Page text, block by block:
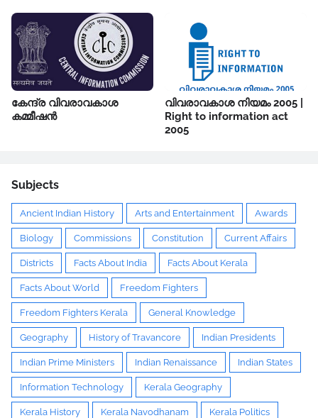
കേന്ദ്ര വിവരാവകാശ
കമ്മീഷൻ
വിവരാവകാശ നിയമം 2005 |
Right to information act
2005
Subjects
Ancient Indian History Arts and Entertainment Awards
Biology Commissions Constitution Current Affairs
Districts Facts About India Facts About Kerala
Facts About World Freedom Fighters
Freedom Fighters Kerala General Knowledge
Geography History of Travancore Indian Presidents
Indian Prime Ministers Indian Renaissance Indian States
Information Technology Kerala Geography
Kerala History Kerala Navodhanam Kerala Politics